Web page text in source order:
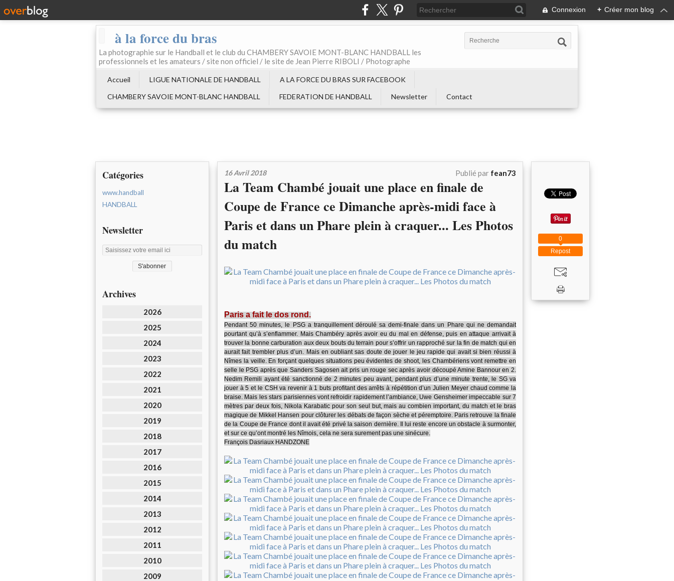
Connexion + Créer mon blog
à la force du bras
La photographie sur le Handball et le club du CHAMBERY SAVOIE MONT-BLANC HANDBALL les
professionnels et les amateurs / site non officiel / le site de Jean Pierre RIBOLI / Photographe
Accueil LIGUE NATIONALE DE HANDBALL
A LA FORCE DU BRAS SUR FACEBOOK
CHAMBERY SAVOIE MONT-BLANC HANDBALL
FEDERATION DE HANDBALL Newsletter Contact
Catégories
www.handball
HANDBALL
Newsletter
Archives
2026
2025
2024
2023
2022
2021
2020
2019
2018
2017
2016
2015
2014
2013
2012
2011
2010
2009
16 Avril 2018 Publié par fean73
La Team Chambé jouait une place en finale de
Coupe de France ce Dimanche après-midi face à
Paris et dans un Phare plein à craquer... Les Photos
du match
Paris a fait le dos rond.
Pendant 50 minutes, le PSG a tranquillement déroulé sa demi-finale dans un Phare qui ne demandait
pourtant qu’à s’enflammer. Mais Chambéry après avoir eu du mal en défense, puis en attaque arrivait à
trouver la bonne carburation aux deux bouts du terrain pour s’offrir un rapproché sur la fin de match qui en
aurait fait trembler plus d’un. Mais en oubliant sas doute de jouer le jeu rapide qui avait si bien réussi à
Nîmes la veille. En forçant quelques situations peu évidentes de shoot, les Chambériens vont remettre en
selle le PSG après que Sanders Sagosen ait pris un rouge sec après avoir découpé Amine Bannour en 2.
Nedim Remili ayant été sanctionné de 2 minutes peu avant, pendant plus d’une minute trente, le SG va
jouer à 5 et le CSH va revenir à 1 buts profitant des arrêts à répétition d’un Julien Meyer chaud comme la
braise. Mais les stars parisiennes vont refroidir rapidement l’ambiance, Uwe Gensheimer impeccable sur 7
mètres par deux fois, Nikola Karabatic pour son seul but, mais au combien important, du match et le bras
magique de Mikkel Hansen pour clôturer les débats de façon sèche et péremptoire. Paris retrouve la finale
de la Coupe de France dont il avait été privé la saison dernière. Il lui reste encore un obstacle à surmonter,
et sur ce qu’ont montré les Nîmois, cela ne sera surement pas une sinécure.
François Dasriaux HANDZONE
Repost
0